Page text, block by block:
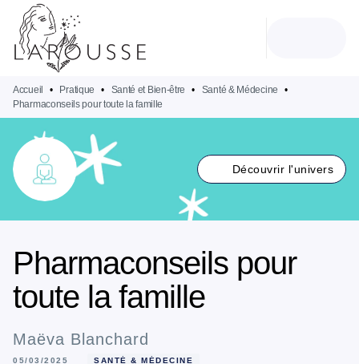
MENU
PIED DE PAGE
Accueil • Pratique • Santé et Bien-être • Santé & Médecine
•
Pharmaconseils pour toute la famille
Découvrir l'univers
Pharmaconseils pour
toute la famille
Maëva Blanchard
05/03/2025 SANTÉ & MÉDECINE